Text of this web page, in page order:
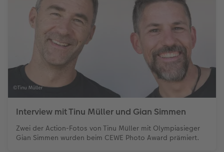
Interview mit Tinu Müller und Gian Simmen
Zwei der Action-Fotos von Tinu Müller mit Olympiasieger
Gian Simmen wurden beim CEWE Photo Award prämiert.